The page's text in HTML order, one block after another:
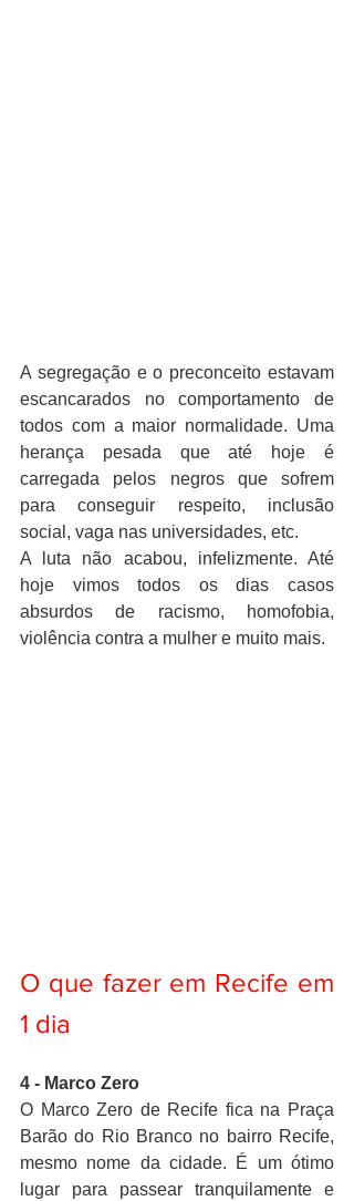
A segregação e o preconceito estavam
escancarados no comportamento de
todos com a maior normalidade. Uma
herança pesada que até hoje é
carregada pelos negros que sofrem
para conseguir respeito, inclusão
social, vaga nas universidades, etc.
A luta não acabou, infelizmente. Até
hoje vimos todos os dias casos
absurdos de racismo, homofobia,
violência contra a mulher e muito mais.
O que fazer em Recife em
1 dia
4 - Marco Zero
O Marco Zero de Recife fica na Praça
Barão do Rio Branco no bairro Recife,
mesmo nome da cidade. É um ótimo
lugar para passear tranquilamente e